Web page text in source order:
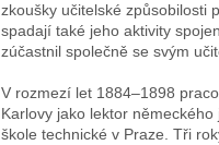
zkoušky učitelské způsobilosti
spadají také jeho aktivity
zúčastnil společně se svým
V rozmezí let 1884–1898
Karlovy jako lektor
škole technické v Praze. Tři